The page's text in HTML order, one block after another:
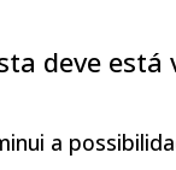
deve está
a